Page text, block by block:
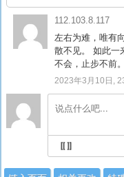
112.103.8.117
左右为难，唯有
散不见。 如此一
不会，止步不前。
2023年3月10日,